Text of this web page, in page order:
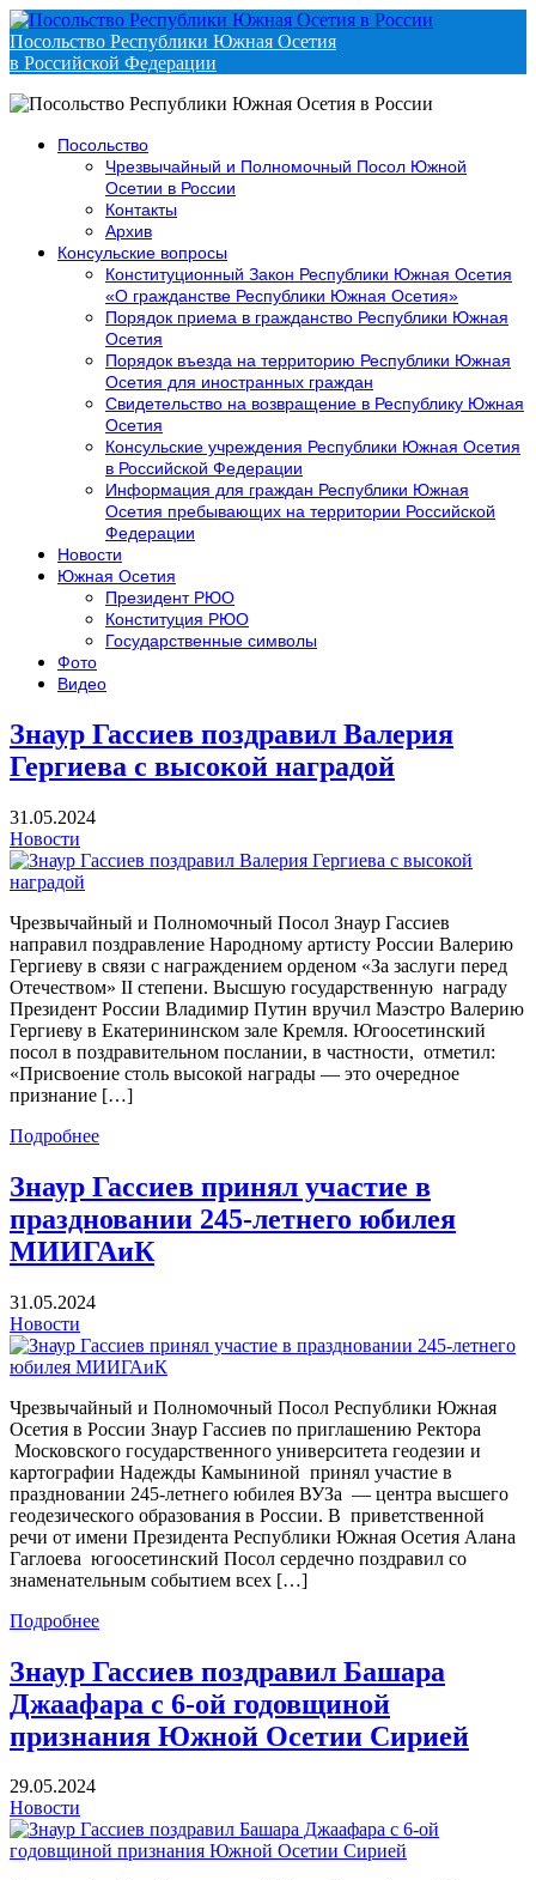
Посольство Республики Южная Осетия
в Российской Федерации
Посольство
Чрезвычайный и Полномочный Посол Южной
Осетии в России
Контакты
Архив
Консульские вопросы
Конституционный Закон Республики Южная Осетия
«О гражданстве Республики Южная Осетия»
Порядок приема в гражданство Республики Южная
Осетия
Порядок въезда на территорию Республики Южная
Осетия для иностранных граждан
Свидетельство на возвращение в Республику Южная
Осетия
Консульские учреждения Республики Южная Осетия
в Российской Федерации
Информация для граждан Республики Южная
Осетия пребывающих на территории Российской
Федерации
Новости
Южная Осетия
Президент РЮО
Конституция РЮО
Государственные символы
Фото
Видео
Знаур Гассиев поздравил Валерия
Гергиева с высокой наградой
31.05.2024
Новости
Чрезвычайный и Полномочный Посол Знаур Гассиев
направил поздравление Народному артисту России Валерию
Гергиеву в связи с награждением орденом «За заслуги перед
Отечеством» II степени. Высшую государственную награду
Президент России Владимир Путин вручил Маэстро Валерию
Гергиеву в Екатерининском зале Кремля. Югоосетинский
посол в поздравительном послании, в частности, отметил:
«Присвоение столь высокой награды — это очередное
признание […]
Подробнее
Знаур Гассиев принял участие в
праздновании 245-летнего юбилея
МИИГАиК
31.05.2024
Новости
Чрезвычайный и Полномочный Посол Республики Южная
Осетия в России Знаур Гассиев по приглашению Ректора
Московского государственного университета геодезии и
картографии Надежды Камыниной принял участие в
праздновании 245-летнего юбилея ВУЗа — центра высшего
геодезического образования в России. В приветственной
речи от имени Президента Республики Южная Осетия Алана
Гаглоева югоосетинский Посол сердечно поздравил со
знаменательным событием всех […]
Подробнее
Знаур Гассиев поздравил Башара
Джаафара с 6-ой годовщиной
признания Южной Осетии Сирией
29.05.2024
Новости